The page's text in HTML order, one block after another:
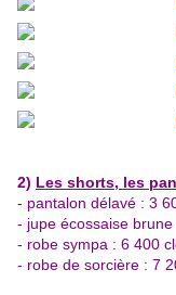
2) Les shorts, les
- pantalon délavé : 3
- jupe écossaise brune
- robe sympa : 6 400
- robe de sorcière : 7